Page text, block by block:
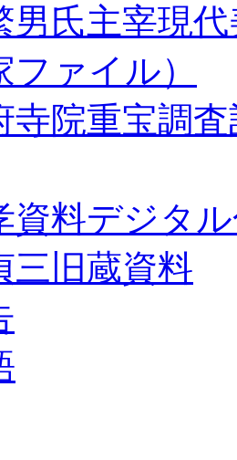
男氏主宰現
ファイル）
寺院重宝調
資料デジタ
三旧蔵資料